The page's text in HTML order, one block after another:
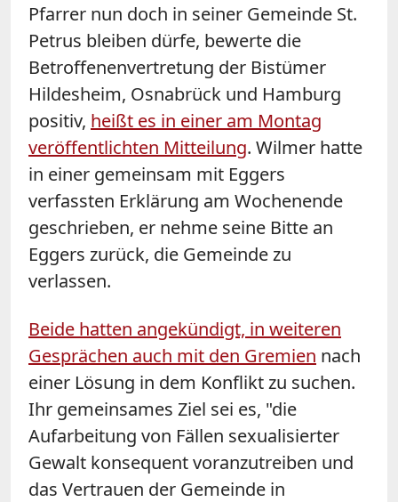
Pfarrer nun doch in seiner Gemeinde St.
Petrus bleiben dürfe, bewerte die
Betroffenenvertretung der Bistümer
Hildesheim, Osnabrück und Hamburg
positiv, heißt es in einer am Montag
veröffentlichten Mitteilung. Wilmer hatte
in einer gemeinsam mit Eggers
verfassten Erklärung am Wochenende
geschrieben, er nehme seine Bitte an
Eggers zurück, die Gemeinde zu
verlassen.
Beide hatten angekündigt, in weiteren
Gesprächen auch mit den Gremien nach
einer Lösung in dem Konflikt zu suchen.
Ihr gemeinsames Ziel sei es, "die
Aufarbeitung von Fällen sexualisierter
Gewalt konsequent voranzutreiben und
das Vertrauen der Gemeinde in